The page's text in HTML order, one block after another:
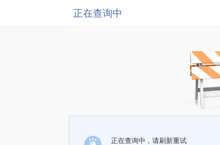
正在查询中
正在查询中，请刷新重试